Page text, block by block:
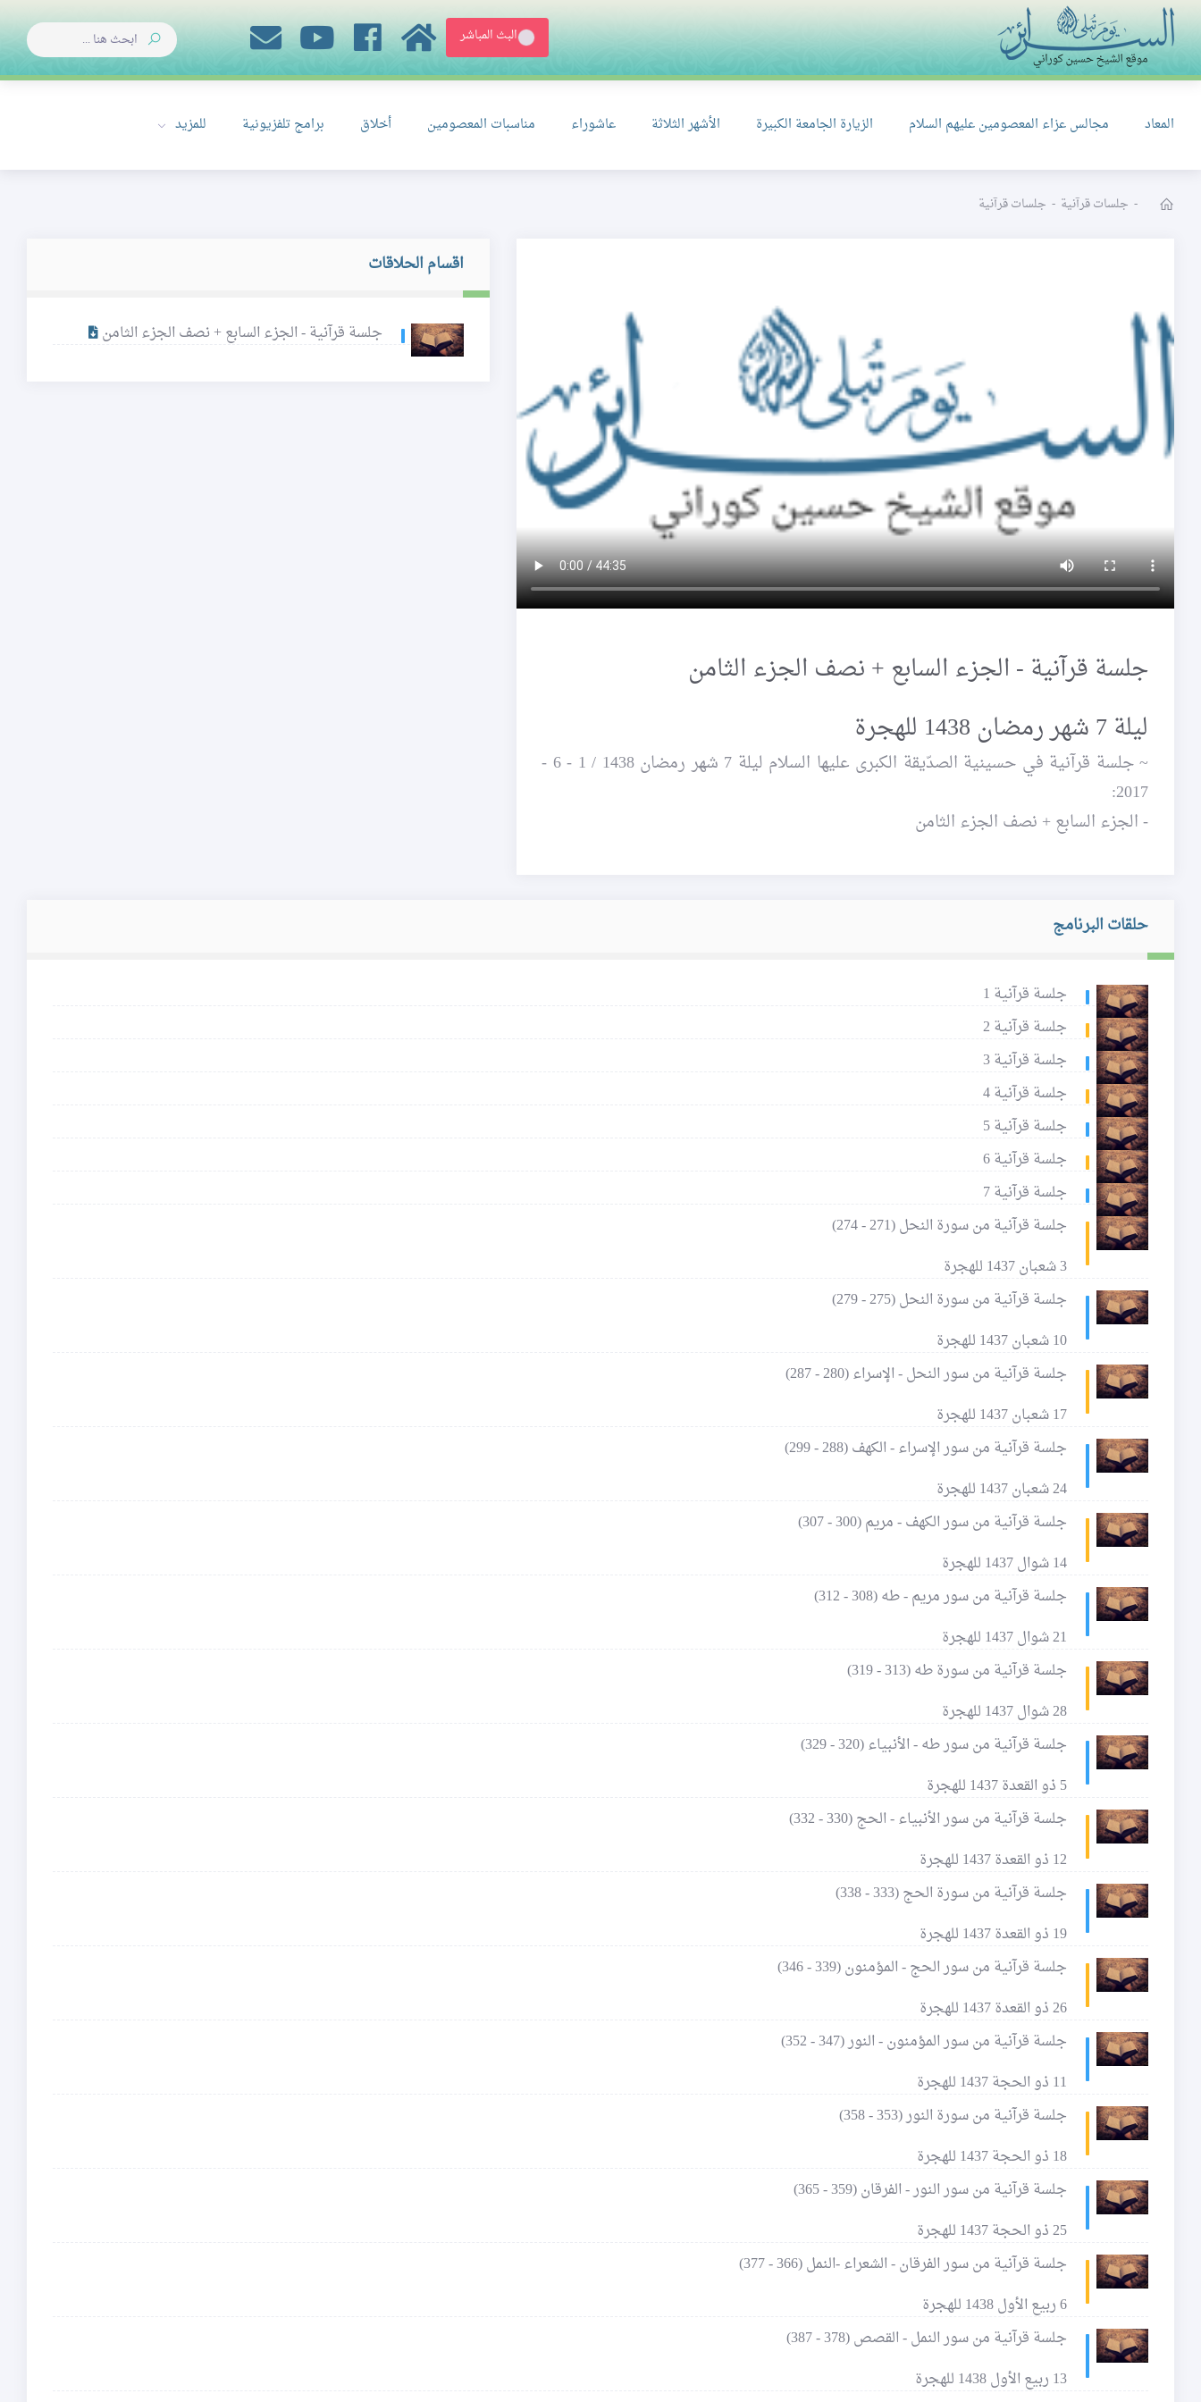
البث المباشر
المعاد مجالس عزاء المعصومين عليهم السلام الزيارة الجامعة الكبيرة الأشهر الثلاثة عاشوراء مناسبات المعصومين أخلاق برامج تلفزيونية للمزيد
- جلسات قرآنية - جلسات قرآنية
جلسة قرآنية - الجزء السابع + نصف الجزء الثامن
ليلة 7 شهر رمضان 1438 للهجرة
~ جلسة قرآنية في حسينية الصدّيقة الكبرى عليها السلام ليلة 7 شهر رمضان 1438 / 1 - 6 -
2017:
- الجزء السابع + نصف الجزء الثامن
اقسام الحلاقات
جلسة قرآنية - الجزء السابع + نصف الجزء الثامن
حلقات البرنامج
جلسة قرآنية 1
جلسة قرآنية 2
جلسة قرآنية 3
جلسة قرآنية 4
جلسة قرآنية 5
جلسة قرآنية 6
جلسة قرآنية 7
جلسة قرآنية من سورة النحل (271 - 274)
3 شعبان 1437 للهجرة
جلسة قرآنية من سورة النحل (275 - 279)
10 شعبان 1437 للهجرة
جلسة قرآنية من سور النحل - الإسراء (280 - 287)
17 شعبان 1437 للهجرة
جلسة قرآنية من سور الإسراء - الكهف (288 - 299)
24 شعبان 1437 للهجرة
جلسة قرآنية من سور الكهف - مريم (300 - 307)
14 شوال 1437 للهجرة
جلسة قرآنية من سور مريم - طه (308 - 312)
21 شوال 1437 للهجرة
جلسة قرآنية من سورة طه (313 - 319)
28 شوال 1437 للهجرة
جلسة قرآنية من سور طه - الأنبياء (320 - 329)
5 ذو القعدة 1437 للهجرة
جلسة قرآنية من سور الأنبياء - الحج (330 - 332)
12 ذو القعدة 1437 للهجرة
جلسة قرآنية من سورة الحج (333 - 338)
19 ذو القعدة 1437 للهجرة
جلسة قرآنية من سور الحج - المؤمنون (339 - 346)
26 ذو القعدة 1437 للهجرة
جلسة قرآنية من سور المؤمنون - النور (347 - 352)
11 ذو الحجة 1437 للهجرة
جلسة قرآنية من سورة النور (353 - 358)
18 ذو الحجة 1437 للهجرة
جلسة قرآنية من سور النور - الفرقان (359 - 365)
25 ذو الحجة 1437 للهجرة
جلسة قرآنية من سور الفرقان - الشعراء -النمل (366 - 377)
6 ربيع الأول 1438 للهجرة
جلسة قرآنية من سور النمل - القصص (378 - 387)
13 ربيع الأول 1438 للهجرة